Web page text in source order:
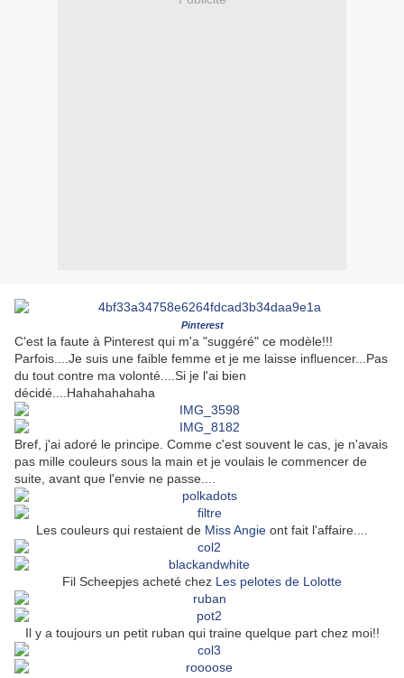
Pinterest
C'est la faute à Pinterest qui m'a "suggéré" ce modèle!!!
Parfois....Je suis une faible femme et je me laisse influencer...Pas
du tout contre ma volonté....Si je l'ai bien
décidé....Hahahahahaha
Bref, j'ai adoré le principe. Comme c'est souvent le cas, je n'avais
pas mille couleurs sous la main et je voulais le commencer de
suite, avant que l'envie ne passe....
Les couleurs qui restaient de Miss Angie ont fait l'affaire....
Fil Scheepjes acheté chez Les pelotes de Lolotte
Il y a toujours un petit ruban qui traine quelque part chez moi!!